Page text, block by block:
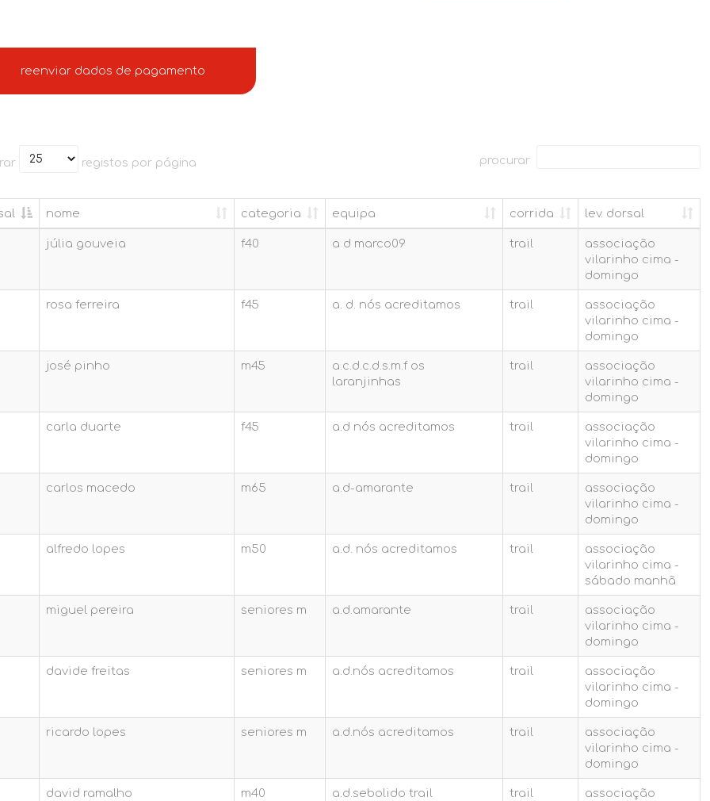
reenviar dados de pagamento
registos por página procurar
nome categoria equipa corrida
lev. dorsal
nome categoria equipa corrida lev. dorsal
júlia gouveia f40 a d marco09 trail
associação
vilarinho cima -
domingo
rosa ferreira f45 a. d. nós acreditamos trail
associação
vilarinho cima -
domingo
josé pinho m45
a.c.d.c.d.s.m.f os
laranjinhas
trail
associação
vilarinho cima -
domingo
carla duarte f45 a.d nós acreditamos trail
associação
vilarinho cima -
domingo
carlos macedo m65 a.d-amarante trail
associação
vilarinho cima -
domingo
alfredo lopes m50 a.d. nós acreditamos trail
associação
vilarinho cima -
sábado manhã
miguel pereira seniores m a.d.amarante trail
associação
vilarinho cima -
domingo
davide freitas seniores m a.d.nós acreditamos trail
associação
vilarinho cima -
domingo
ricardo lopes seniores m a.d.nós acreditamos trail
associação
vilarinho cima -
domingo
david ramalho m40 a.d.sebolido trail trail
associação